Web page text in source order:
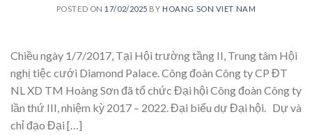
POSTED ON 17/02/2025 BY HOANG SON VIET NAM
Chiều ngày 1/7/2017, Tại Hội trường tầng II, Trung tâm Hội
nghị tiệc cưới Diamond Palace. Công đoàn Công ty CP ĐT
NL XD TM Hoàng Sơn đã tổ chức Đại hội Công đoàn Công ty
lần thứ III, nhiệm kỳ 2017 – 2022. Đại biểu dự Đại hội. Dự và
chỉ đạo Đại […]